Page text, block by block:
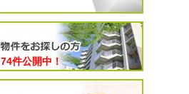
74件公開中！